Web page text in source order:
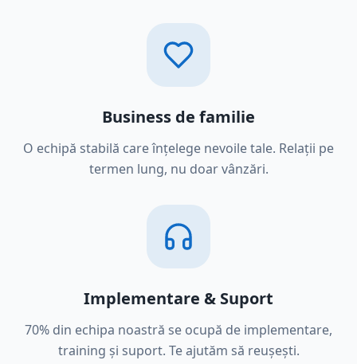
Business de familie
O echipă stabilă care înțelege nevoile tale. Relații pe
termen lung, nu doar vânzări.
Implementare & Suport
70% din echipa noastră se ocupă de implementare,
training și suport. Te ajutăm să reușești.